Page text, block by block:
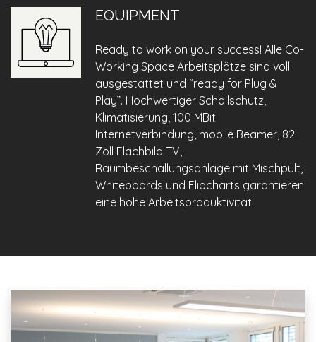
EQUIPMENT
Ready to work on your success! Alle Co-
Working Space Arbeitsplätze sind voll
ausgestattet und “ready for Plug &
Play”. Hochwertiger Schallschutz,
Klimatisierung, 100 MBit
Internetverbindung, mobile Beamer, 82
Zoll Flachbild TV,
Raumbeschallungsanlage mit Mischpult,
Whiteboards und Flipcharts garantieren
eine hohe Arbeitsproduktivität.